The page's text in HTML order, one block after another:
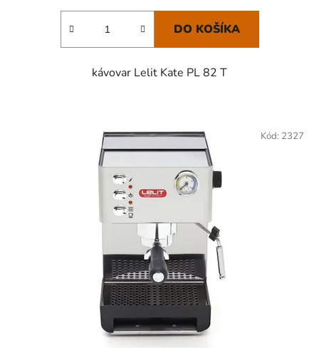
DO KOŠÍKA
kávovar Lelit Kate PL 82 T
Kód: 2327